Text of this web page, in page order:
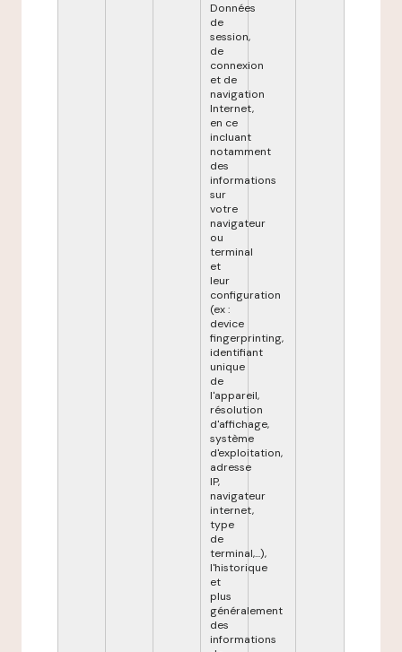
Données
de
session,
de
connexion
et de
navigation
Internet,
en ce
incluant
notamment
des
informations
sur
votre
navigateur
ou
terminal
et
leur
configuration
(ex :
device
fingerprinting,
identifiant
unique
de
l'appareil,
résolution
d'affichage,
système
d'exploitation,
adresse
IP,
navigateur
internet,
type
de
terminal,...),
l'historique
et
plus
généralement
des
informations